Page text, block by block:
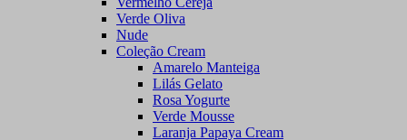
Verde Oliva
Nude
Coleção Cream
Amarelo Manteiga
Lilás Gelato
Rosa Yogurte
Verde Mousse
Laranja Papaya Cream